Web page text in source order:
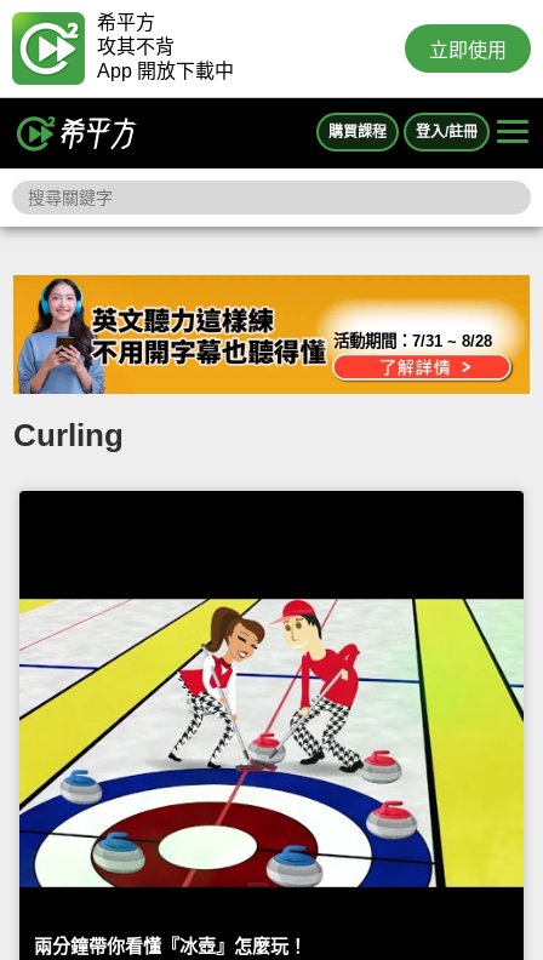
希平方
攻其不背
App 開放下載中
立即使用
購買課程 登入/註冊
活動期間：7/31 ~ 8/28
Curling
兩分鐘帶你看懂『冰壺』怎麼玩！